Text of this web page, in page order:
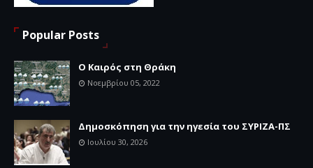
Popular Posts
Ο Καιρός στη Θράκη
Νοεμβρίου 05, 2022
Δημοσκόπηση για την ηγεσία του ΣΥΡΙΖΑ-ΠΣ
Ιουλίου 30, 2026